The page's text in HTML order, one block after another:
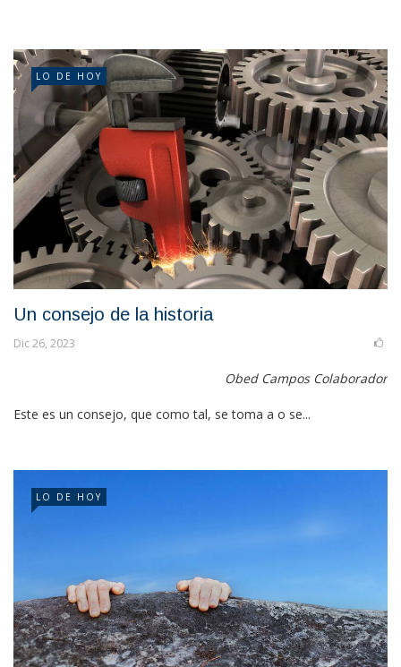
LO DE HOY
Un consejo de la historia
Dic 26, 2023
Obed Campos Colaborador
Este es un consejo, que como tal, se toma a o se...
LO DE HOY